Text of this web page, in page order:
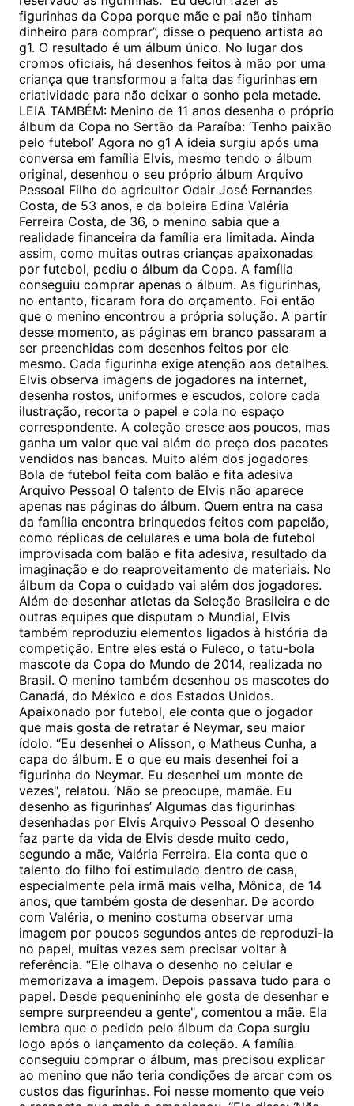
figurinhas da Copa porque mãe e pai não tinham
dinheiro para comprar”, disse o pequeno artista ao
g1. O resultado é um álbum único. No lugar dos
cromos oficiais, há desenhos feitos à mão por uma
criança que transformou a falta das figurinhas em
criatividade para não deixar o sonho pela metade.
LEIA TAMBÉM: Menino de 11 anos desenha o próprio
álbum da Copa no Sertão da Paraíba: ‘Tenho paixão
pelo futebol’ Agora no g1 A ideia surgiu após uma
conversa em família Elvis, mesmo tendo o álbum
original, desenhou o seu próprio álbum Arquivo
Pessoal Filho do agricultor Odair José Fernandes
Costa, de 53 anos, e da boleira Edina Valéria
Ferreira Costa, de 36, o menino sabia que a
realidade financeira da família era limitada. Ainda
assim, como muitas outras crianças apaixonadas
por futebol, pediu o álbum da Copa. A família
conseguiu comprar apenas o álbum. As figurinhas,
no entanto, ficaram fora do orçamento. Foi então
que o menino encontrou a própria solução. A partir
desse momento, as páginas em branco passaram a
ser preenchidas com desenhos feitos por ele
mesmo. Cada figurinha exige atenção aos detalhes.
Elvis observa imagens de jogadores na internet,
desenha rostos, uniformes e escudos, colore cada
ilustração, recorta o papel e cola no espaço
correspondente. A coleção cresce aos poucos, mas
ganha um valor que vai além do preço dos pacotes
vendidos nas bancas. Muito além dos jogadores
Bola de futebol feita com balão e fita adesiva
Arquivo Pessoal O talento de Elvis não aparece
apenas nas páginas do álbum. Quem entra na casa
da família encontra brinquedos feitos com papelão,
como réplicas de celulares e uma bola de futebol
improvisada com balão e fita adesiva, resultado da
imaginação e do reaproveitamento de materiais. No
álbum da Copa o cuidado vai além dos jogadores.
Além de desenhar atletas da Seleção Brasileira e de
outras equipes que disputam o Mundial, Elvis
também reproduziu elementos ligados à história da
competição. Entre eles está o Fuleco, o tatu-bola
mascote da Copa do Mundo de 2014, realizada no
Brasil. O menino também desenhou os mascotes do
Canadá, do México e dos Estados Unidos.
Apaixonado por futebol, ele conta que o jogador
que mais gosta de retratar é Neymar, seu maior
ídolo. “Eu desenhei o Alisson, o Matheus Cunha, a
capa do álbum. E o que eu mais desenhei foi a
figurinha do Neymar. Eu desenhei um monte de
vezes", relatou. ‘Não se preocupe, mamãe. Eu
desenho as figurinhas’ Algumas das figurinhas
desenhadas por Elvis Arquivo Pessoal O desenho
faz parte da vida de Elvis desde muito cedo,
segundo a mãe, Valéria Ferreira. Ela conta que o
talento do filho foi estimulado dentro de casa,
especialmente pela irmã mais velha, Mônica, de 14
anos, que também gosta de desenhar. De acordo
com Valéria, o menino costuma observar uma
imagem por poucos segundos antes de reproduzi-la
no papel, muitas vezes sem precisar voltar à
referência. “Ele olhava o desenho no celular e
memorizava a imagem. Depois passava tudo para o
papel. Desde pequenininho ele gosta de desenhar e
sempre surpreendeu a gente", comentou a mãe. Ela
lembra que o pedido pelo álbum da Copa surgiu
logo após o lançamento da coleção. A família
conseguiu comprar o álbum, mas precisou explicar
ao menino que não teria condições de arcar com os
custos das figurinhas. Foi nesse momento que veio